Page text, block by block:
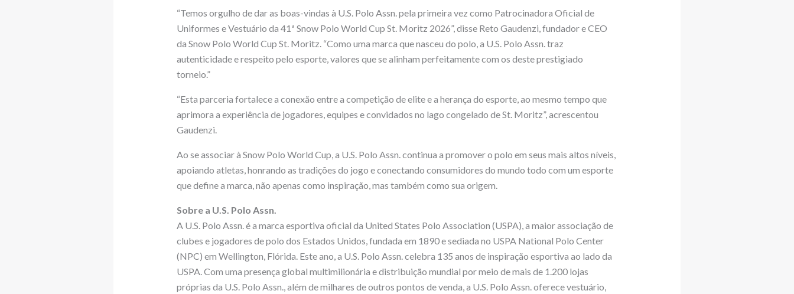
“Temos orgulho de dar as boas-vindas à U.S. Polo Assn. pela primeira vez como Patrocinadora Oficial de
Uniformes e Vestuário da 41ª Snow Polo World Cup St. Moritz 2026”, disse Reto Gaudenzi, fundador e CEO
da Snow Polo World Cup St. Moritz. “Como uma marca que nasceu do polo, a U.S. Polo Assn. traz
autenticidade e respeito pelo esporte, valores que se alinham perfeitamente com os deste prestigiado
torneio.”
“Esta parceria fortalece a conexão entre a competição de elite e a herança do esporte, ao mesmo tempo que
aprimora a experiência de jogadores, equipes e convidados no lago congelado de St. Moritz”, acrescentou
Gaudenzi.
Ao se associar à Snow Polo World Cup, a U.S. Polo Assn. continua a promover o polo em seus mais altos níveis,
apoiando atletas, honrando as tradições do jogo e conectando consumidores do mundo todo com um esporte
que define a marca, não apenas como inspiração, mas também como sua origem.
Sobre a U.S. Polo Assn.
A U.S. Polo Assn. é a marca esportiva oficial da United States Polo Association (USPA), a maior associação de
clubes e jogadores de polo dos Estados Unidos, fundada em 1890 e sediada no USPA National Polo Center
(NPC) em Wellington, Flórida. Este ano, a U.S. Polo Assn. celebra 135 anos de inspiração esportiva ao lado da
USPA. Com uma presença global multimilionária e distribuição mundial por meio de mais de 1.200 lojas
próprias da U.S. Polo Assn., além de milhares de outros pontos de venda, a U.S. Polo Assn. oferece vestuário,